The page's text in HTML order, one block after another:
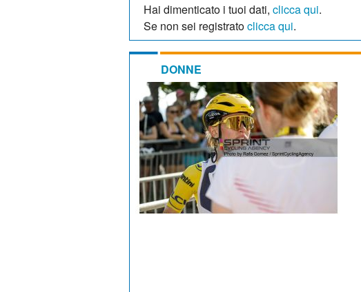
Hai dimenticato i tuoi dati, clicca qui.
Se non sei registratoclicca qui.
DONNE